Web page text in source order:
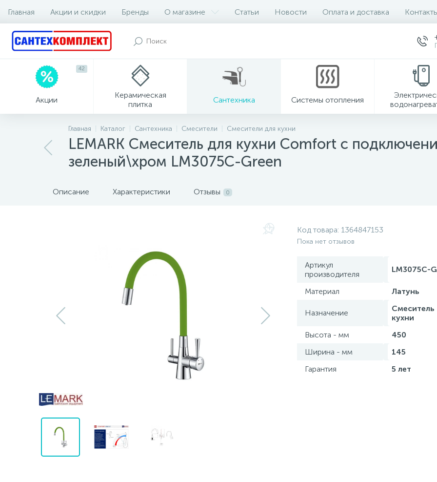
Главная Акции и скидки Бренды О магазине Статьи Новости Оплата и доставка
Акции
42
Керамическая
плитка
Сантехника Системы отопления
Главная Каталог Сантехника Смесители Смесители для кухни
LEMARK Смеситель для кухни Comfort с
зеленый\хром LM3075C-Green
Описание Характеристики Отзывы 0
Код товара: 1364847153
Пока нет отзывов
Артикул
производителя
LM3075C-
Материал Латунь
Назначение
Смеситель
кухни
Высота - мм
450
Ширина - мм
145
Гарантия
5 лет